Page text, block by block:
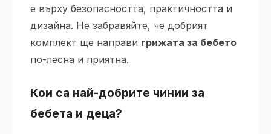
е върху безопасността, практичността и
дизайна. Не забравяйте, че добрият
комплект ще направи грижата за бебето
по-лесна и приятна.
Кои са най-добрите чинии за
бебета и деца?